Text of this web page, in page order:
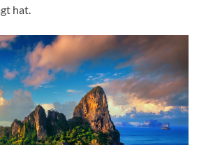
hat.